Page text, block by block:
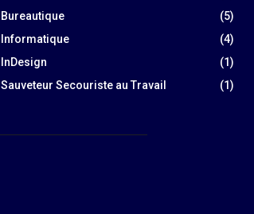
Bureautique
(5)
Informatique
(4)
InDesign
(1)
Sauveteur Secouriste au Travail
(1)